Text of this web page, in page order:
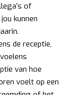
of
kunnen
de receptie,
van hoe
voelt op een